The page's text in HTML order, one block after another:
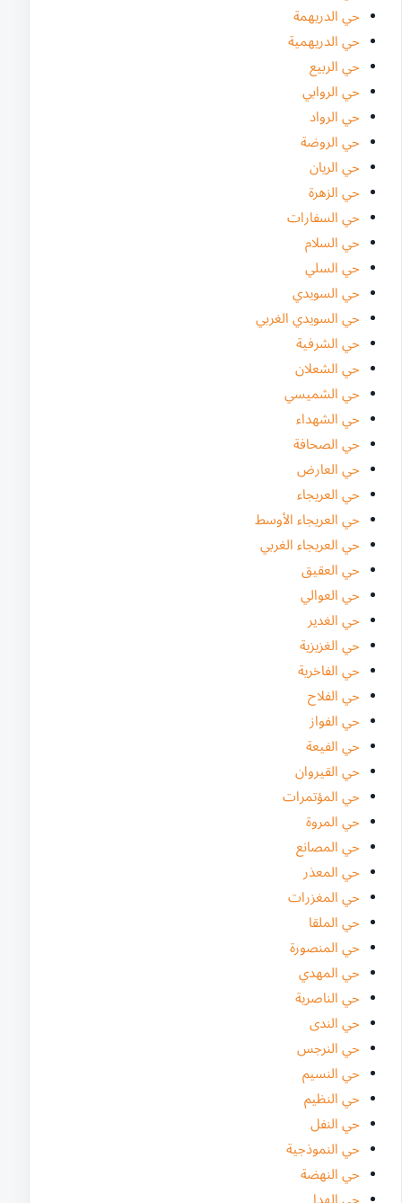
حي الدريهمة
حي الدريهمية
حي الربيع
حي الروابي
حي الرواد
حي الروضة
حي الريان
حي الزهرة
حي السفارات
حي السلام
حي السلي
حي السويدي
حي السويدي الغربي
حي الشرفية
حي الشعلان
حي الشميسي
حي الشهداء
حي الصحافة
حي العارض
حي العريجاء
حي العريجاء الأوسط
حي العريجاء الغربي
حي العقيق
حي العوالي
حي الغدير
حي الغزيزية
حي الفاخرية
حي الفلاح
حي الفواز
حي الفيعة
حي القيروان
حي المؤتمرات
حي المروة
حي المصانع
حي المعذر
حي المغزرات
حي الملقا
حي المنصورة
حي المهدي
حي الناصرية
حي الندى
حي النرجس
حي النسيم
حي النظيم
حي النفل
حي النموذجية
حي النهضة
حي الهدا